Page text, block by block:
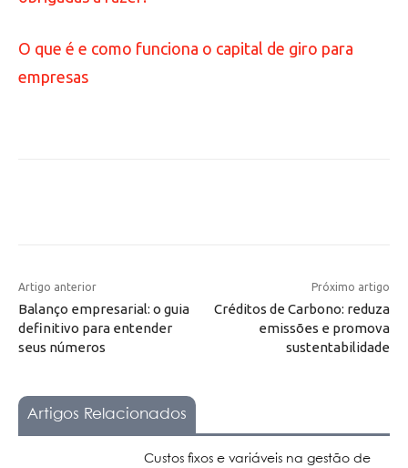
O que é e como funciona o capital de giro para
empresas
Artigo anterior
Balanço empresarial: o guia
definitivo para entender
seus números
Próximo artigo
Créditos de Carbono: reduza
emissões e promova
sustentabilidade
Artigos Relacionados
Custos fixos e variáveis na gestão de